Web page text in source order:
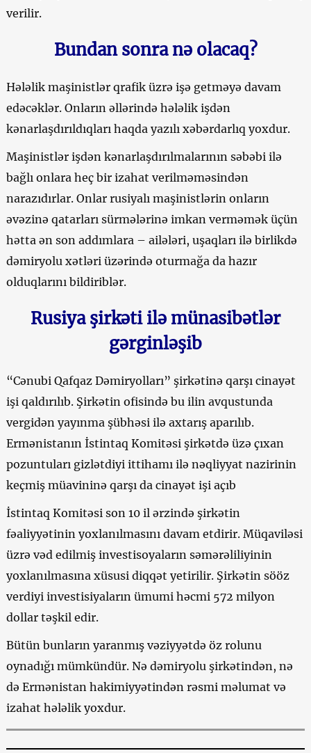
verilir.
Bundan sonra nə olacaq?
Hələlik maşinistlər qrafik üzrə işə getməyə davam
edəcəklər. Onların əllərində hələlik işdən
kənarlaşdırıldıqları haqda yazılı xəbərdarlıq yoxdur.
Maşinistlər işdən kənarlaşdırılmalarının səbəbi ilə
bağlı onlara heç bir izahat verilməməsindən
narazıdırlar. Onlar rusiyalı maşinistlərin onların
əvəzinə qatarları sürmələrinə imkan verməmək üçün
hətta ən son addımlara – ailələri, uşaqları ilə birlikdə
dəmiryolu xətləri üzərində oturmağa da hazır
olduqlarını bildiriblər.
Rusiya şirkəti ilə münasibətlər
gərginləşib
“Cənubi Qafqaz Dəmiryolları” şirkətinə qarşı cinayət
işi qaldırılıb. Şirkətin ofisində bu ilin avqustunda
vergidən yayınma şübhəsi ilə axtarış aparılıb.
Ermənistanın İstintaq Komitəsi şirkətdə üzə çıxan
pozuntuları gizlətdiyi ittihamı ilə nəqliyyat nazirinin
keçmiş müavininə qarşı da cinayət işi açıb
İstintaq Komitəsi son 10 il ərzində şirkətin
fəaliyyətinin yoxlanılmasını davam etdirir. Müqaviləsi
üzrə vəd edilmiş investisoyaların səmərəliliyinin
yoxlanılmasına xüsusi diqqət yetirilir. Şirkətin sööz
verdiyi investisiyaların ümumi həcmi 572 milyon
dollar təşkil edir.
Bütün bunların yaranmış vəziyyətdə öz rolunu
oynadığı mümkündür. Nə dəmiryolu şirkətindən, nə
də Ermənistan hakimiyyətindən rəsmi məlumat və
izahat hələlik yoxdur.